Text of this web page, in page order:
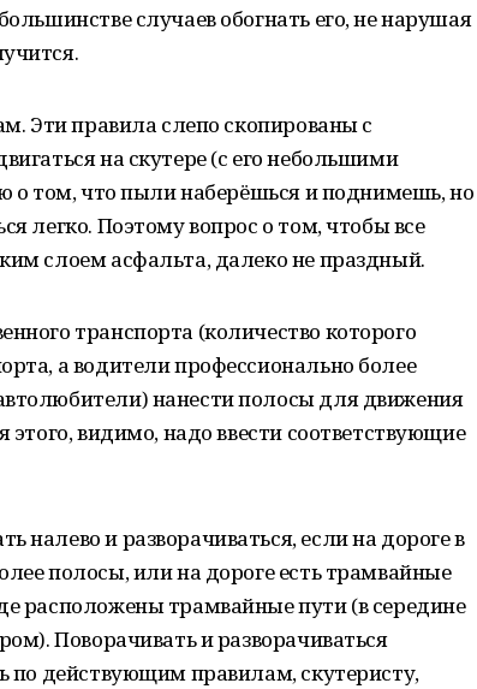
случаев обогнать его, не нарушая
Эти правила слепо скопированы с
на скутере (с его небольшими
о том, что пыли наберёшься и поднимешь, но
легко. Поэтому вопрос о том, чтобы все
слоем асфальта, далеко не праздный.
транспорта (количество которого
а водители профессионально более
нанести полосы для движения
этого, видимо, надо ввести соответствующие
налево и разворачиваться, если на дороге в
полосы, или на дороге есть трамвайные
расположены трамвайные пути (в середине
Поворачивать и разворачиваться
по действующим правилам, скутеристу,